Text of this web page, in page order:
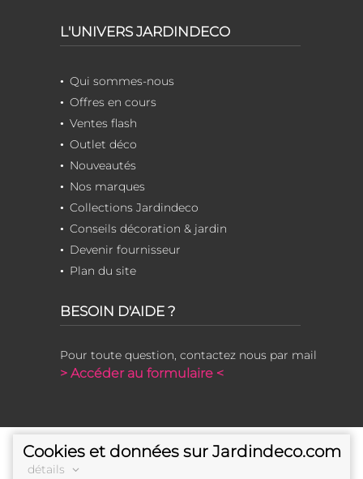
L'UNIVERS JARDINDECO
Qui sommes-nous
Offres en cours
Ventes flash
Outlet déco
Nouveautés
Nos marques
Collections Jardindeco
Conseils décoration & jardin
Devenir fournisseur
Plan du site
BESOIN D'AIDE ?
Pour toute question, contactez nous par mail
> Accéder au formulaire <
Cookies et données sur Jardindeco.com
détails